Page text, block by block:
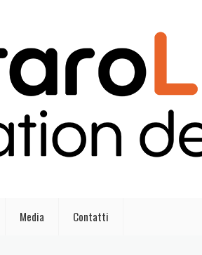
Media Contatti